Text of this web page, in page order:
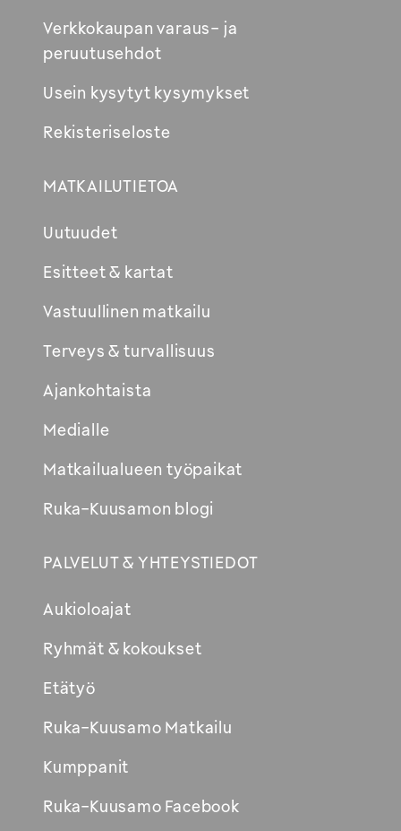
Verkkokaupan varaus- ja
peruutusehdot
Usein kysytyt kysymykset
Rekisteriseloste
MATKAILUTIETOA
Uutuudet
Esitteet & kartat
Vastuullinen matkailu
Terveys & turvallisuus
Ajankohtaista
Medialle
Matkailualueen työpaikat
Ruka-Kuusamon blogi
PALVELUT & YHTEYSTIEDOT
Aukioloajat
Ryhmät & kokoukset
Etätyö
Ruka-Kuusamo Matkailu
Kumppanit
Ruka-Kuusamo Facebook